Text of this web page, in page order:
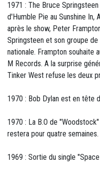
1971 : The Bruce
d'Humble Pie au Sunshine In,
après le show, Peter
Springsteen et son groupe
nationale. Frampton souhaite
M Records. A la surprise
Tinker West refuse les deux
1970 : Bob Dylan est en tête
1970 : La B.O de
restera pour quatre semaines.
1969 : Sortie du single